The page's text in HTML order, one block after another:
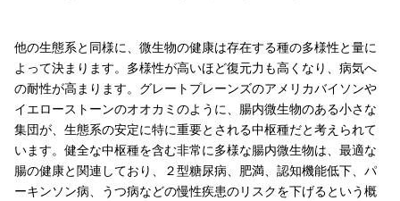
他の生態系と同様に、微生物の健康は存在する種の多様性と量に
よって決まります。多様性が高いほど復元力も高くなり、病気へ
の耐性が高まります。グレートプレーンズのアメリカバイソンや
イエローストーンのオオカミのように、腸内微生物のある小さな
集団が、生態系の安定に特に重要とされる中枢種だと考えられて
います。健全な中枢種を含む非常に多様な腸内微生物は、最適な
腸の健康と関連しており、２型糖尿病、肥満、認知機能低下、パ
ーキンソン病、うつ病などの慢性疾患のリスクを下げるという概